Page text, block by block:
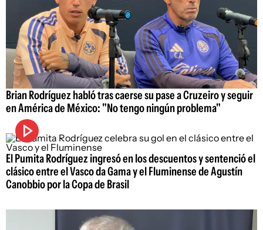
Brian Rodríguez habló tras caerse su pase a Cruzeiro y seguir
en América de México: "No tengo ningún problema"
El Pumita Rodríguez ingresó en los descuentos y sentenció el
clásico entre el Vasco da Gama y el Fluminense de Agustín
Canobbio por la Copa de Brasil